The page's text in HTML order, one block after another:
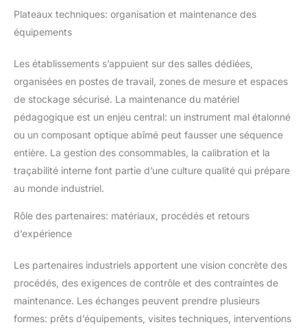
Plateaux techniques: organisation et maintenance des
équipements
Les établissements s’appuient sur des salles dédiées,
organisées en postes de travail, zones de mesure et espaces
de stockage sécurisé. La maintenance du matériel
pédagogique est un enjeu central: un instrument mal étalonné
ou un composant optique abîmé peut fausser une séquence
entière. La gestion des consommables, la calibration et la
traçabilité interne font partie d’une culture qualité qui prépare
au monde industriel.
Rôle des partenaires: matériaux, procédés et retours
d’expérience
Les partenaires industriels apportent une vision concrète des
procédés, des exigences de contrôle et des contraintes de
maintenance. Les échanges peuvent prendre plusieurs
formes: prêts d’équipements, visites techniques, interventions